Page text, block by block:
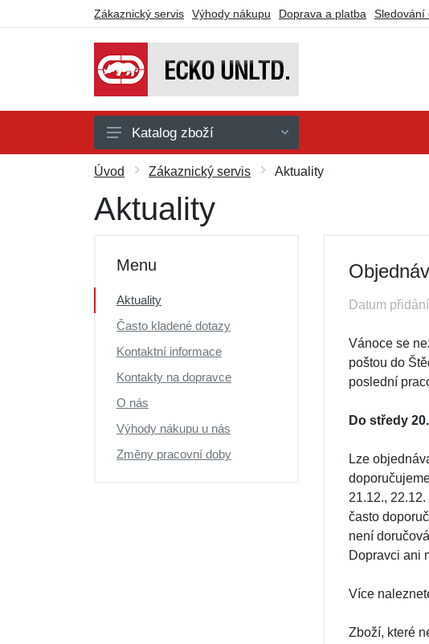
Zákaznický servis Výhody nákupu Doprava a platba Sledování
Doplňky
Košile
Výprodej
Katalog zboží
Úvod Zákaznický servis Aktuality
Aktuality
Menu
Aktuality
Často kladené dotazy
Kontaktní informace
Kontakty na dopravce
O nás
Výhody nákupu u nás
Změny pracovní doby
Datum
Vánoce se
poštou do
poslední
Do středy
Lze
21.12.,
často
není
Dopravci ani
Více
Zboží, které